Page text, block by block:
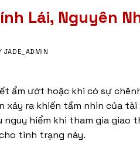
Lái, Nguyên
JADE_ADMIN
ẩm ướt hoặc khi có sự
xảy ra khiến tầm nhìn của
nguy hiểm khi tham gia giao
tình trạng này.